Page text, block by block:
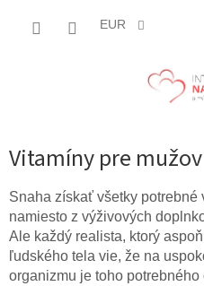
EUR
Vitamíny pre mužov
Snaha získať všetky potrebné
namiesto z výživových
Ale každý realista, ktorý
ľudského tela vie, že na
organizmu je toho